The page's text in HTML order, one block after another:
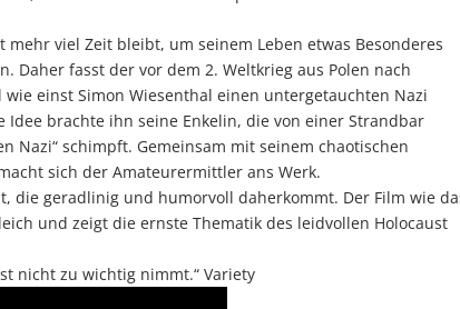
viel Zeit bleibt, um seinem Leben etwas Besonderes
Daher fasst der vor dem 2. Weltkrieg aus Polen nach
einst Simon Wiesenthal einen untergetauchten Nazi
brachte ihn seine Enkelin, die von einer Strandbar
Nazi“ schimpft. Gemeinsam mit seinem chaotischen
sich der Amateurermittler ans Werk.
die geradlinig und humorvoll daherkommt. Der Film wie
und zeigt die ernste Thematik des leidvollen Holocaust
nicht zu wichtig nimmt.“ Variety